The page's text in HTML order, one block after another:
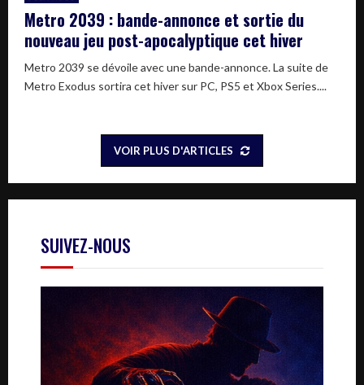
Metro 2039 : bande-annonce et sortie du
nouveau jeu post-apocalyptique cet hiver
Metro 2039 se dévoile avec une bande-annonce. La suite de
Metro Exodus sortira cet hiver sur PC, PS5 et Xbox Series....
VOIR PLUS D'ARTICLES
SUIVEZ-NOUS